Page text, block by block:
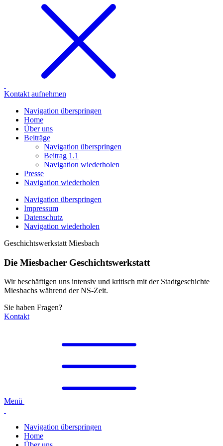
Kontakt aufnehmen
Navigation überspringen
Home
Über uns
Beiträge
Navigation überspringen
Beitrag 1.1
Navigation wiederholen
Presse
Navigation wiederholen
Navigation überspringen
Impressum
Datenschutz
Navigation wiederholen
Geschichtswerkstatt Miesbach
Die Miesbacher Geschichtswerkstatt
Wir beschäftigen uns intensiv und kritisch mit der Stadtgeschichte
Miesbachs während der NS-Zeit.
Sie haben Fragen?
Kontakt
Menü
Navigation überspringen
Home